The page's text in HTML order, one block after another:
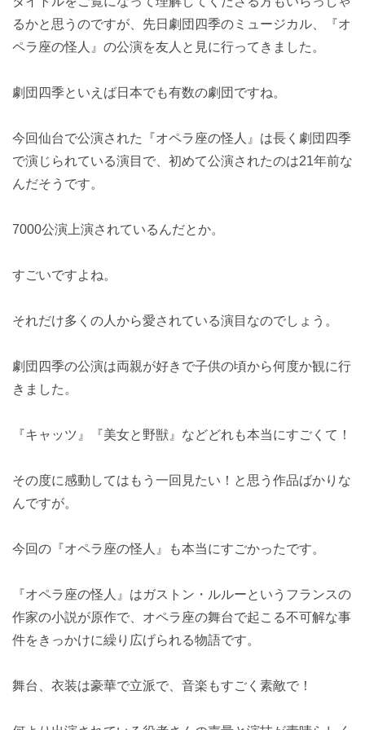
るかと思うのですが、先日劇団四季のミュージカル、『オ
ペラ座の怪人』の公演を友人と見に行ってきました。
劇団四季といえば日本でも有数の劇団ですね。
今回仙台で公演された『オペラ座の怪人』は長く劇団四季
で演じられている演目で、初めて公演されたのは21年前な
んだそうです。
7000公演上演されているんだとか。
すごいですよね。
それだけ多くの人から愛されている演目なのでしょう。
劇団四季の公演は両親が好きで子供の頃から何度か観に行
きました。
『キャッツ』『美女と野獣』などどれも本当にすごくて！
その度に感動してはもう一回見たい！と思う作品ばかりな
んですが。
今回の『オペラ座の怪人』も本当にすごかったです。
『オペラ座の怪人』はガストン・ルルーというフランスの
作家の小説が原作で、オペラ座の舞台で起こる不可解な事
件をきっかけに繰り広げられる物語です。
舞台、衣装は豪華で立派で、音楽もすごく素敵で！